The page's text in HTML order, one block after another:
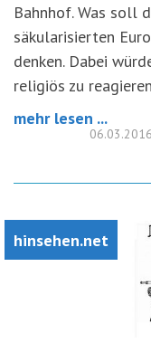
Bahnhof. Was soll
säkularisierten
denken. Dabei
religiös zu
mehr lesen ...
06.03.2016
hinsehen.net